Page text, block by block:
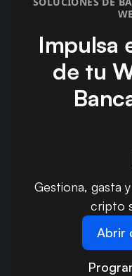
Impulsa
de tu
Gestiona, gasta
cripto
Abrir